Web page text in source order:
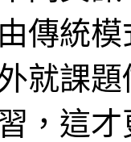
傳統
就課
，這